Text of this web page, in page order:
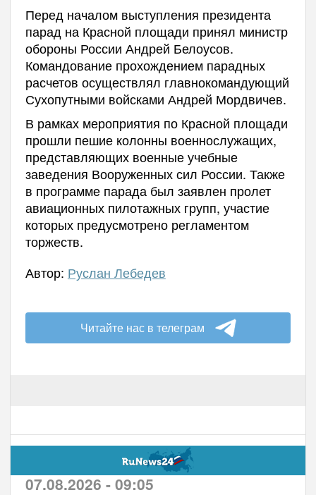
Перед началом выступления президента
парад на Красной площади принял министр
обороны России Андрей Белоусов.
Командование прохождением парадных
расчетов осуществлял главнокомандующий
Сухопутными войсками Андрей Мордвичев.
В рамках мероприятия по Красной площади
прошли пешие колонны военнослужащих,
представляющих военные учебные
заведения Вооруженных сил России. Также
в программе парада был заявлен пролет
авиационных пилотажных групп, участие
которых предусмотрено регламентом
торжеств.
Автор: Руслан Лебедев
Читайте нас в телеграм
07.08.2026 - 09:05